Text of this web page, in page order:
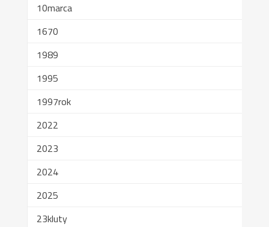
10marca
1670
1989
1995
1997rok
2022
2023
2024
2025
23kluty